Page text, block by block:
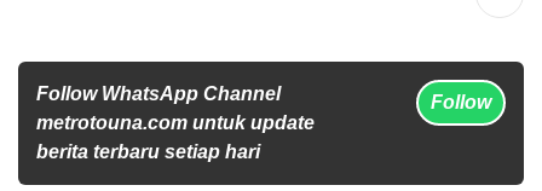
Follow WhatsApp Channel
metrotouna.com untuk update
berita terbaru setiap hari
Follow